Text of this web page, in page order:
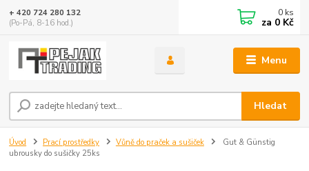
Menu
Hledat
+ 420 724 280 132
(Po-Pá, 8-16 hod.)
0 ks
za 0 Kč
Úvod Prací prostředky Vůně do praček a sušiček
Gut & Günstig
ubrousky do sušičky 25ks